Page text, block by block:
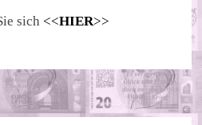
sich <<HIER>>